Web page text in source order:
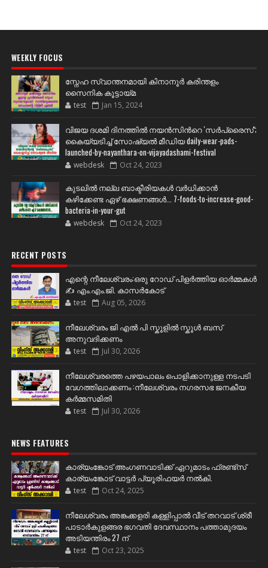
WEEKLY FOCUS
സ്നേഹ സ്വാന്തനമായി കിനാനൂർ കരിന്തളം
സൈനിക കൂട്ടായ്മ
test Jan 15, 2024
വിജയ ദശമി ദിനത്തില്‍ നയന്‍സിന്‍റെ 'സര്‍പ്രൈസ്';
കൈയ്യടിച്ച് സോഷ്യല്‍ മീഡിയ daily-wear-pads-
launched-by-nayanthara-on-vijayadashami-festival
webdesk Oct 24, 2023
കുടലിൽ നല്ല ബാക്ടീരിയകൾ വര്‍ധിക്കാന്‍
കഴിക്കേണ്ട ഏഴ് ഭക്ഷണങ്ങള്‍... 7-foods-to-increase-good-
bacteria-in-your-gut
webdesk Oct 24, 2023
RECENT POSTS
എന്റെ നീലേശ്വരം:ഒരു റോഡ് പിളർത്തിയ ഓർമ്മകൾ
✍️ എം.എം.ജി. കാസർകോട്
test Aug 05, 2026
നീലേശ്വരം ജി എൽ പി സ്കൂളിൽ സ്കൂൾ ബസ്
അനുവദിക്കണം
test Jul 30, 2026
നീലേശ്വരത്തെ പഴയപാലം പൊളിക്കാനുള്ള നടപടി
വേഗത്തിലാക്കണം :നീലേശ്വരം നഗരസഭ ജനകീയ
കർമ്മസമിതി
test Jul 30, 2026
NEWS FEATURES
കാര്യംങ്കോട് അംഗണവാടിക്ക് ഏറുമാടം ഫ്രണ്ട്സ്
കാര്യംങ്കോട് വാട്ടർ പ്യൂരിഫയർ നൽകി.
test Oct 24, 2025
നീലേശ്വരം അങ്കക്കളരി കള്ളിപ്പാൽ വീട് തറവാട് ശ്രീ
പാടാർകുളങ്ങര ഭഗവതി ദേവസ്ഥാനം പത്താമുദയം
അടിയന്തിരം 27 ന്
test Oct 23, 2025